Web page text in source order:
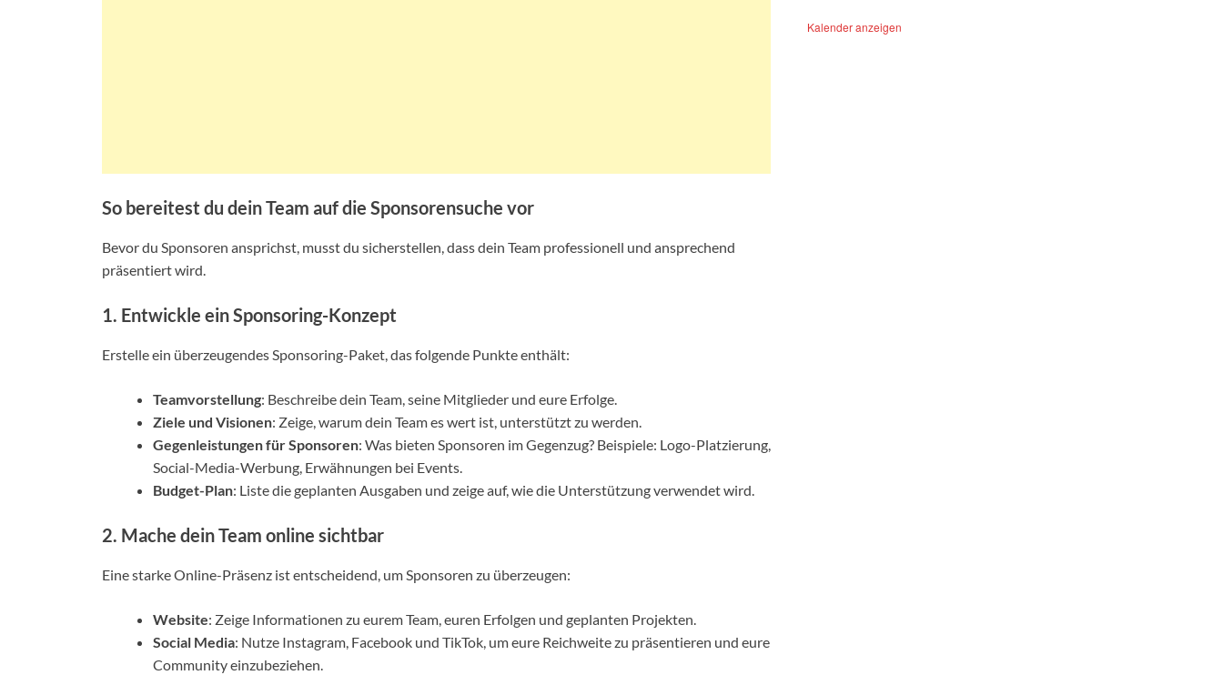
So bereitest du dein Team auf die Sponsorensuche vor
Bevor du Sponsoren ansprichst, musst du sicherstellen, dass dein Team professionell und ansprechend
präsentiert wird.
1. Entwickle ein Sponsoring-Konzept
Erstelle ein überzeugendes Sponsoring-Paket, das folgende Punkte enthält:
Teamvorstellung: Beschreibe dein Team, seine Mitglieder und eure Erfolge.
Ziele und Visionen: Zeige, warum dein Team es wert ist, unterstützt zu werden.
Gegenleistungen für Sponsoren: Was bieten Sponsoren im Gegenzug? Beispiele: Logo-Platzierung,
Social-Media-Werbung, Erwähnungen bei Events.
Budget-Plan: Liste die geplanten Ausgaben und zeige auf, wie die Unterstützung verwendet wird.
2. Mache dein Team online sichtbar
Eine starke Online-Präsenz ist entscheidend, um Sponsoren zu überzeugen:
Website: Zeige Informationen zu eurem Team, euren Erfolgen und geplanten Projekten.
Social Media: Nutze Instagram, Facebook und TikTok, um eure Reichweite zu präsentieren und eure
Community einzubeziehen.
Kalender anzeigen